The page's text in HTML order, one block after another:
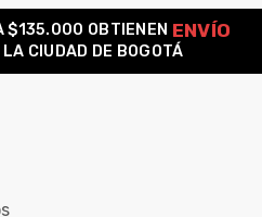
$135.000 OBTIENEN ENVÍO
LA CIUDAD DE BOGOTÁ
SEARCH